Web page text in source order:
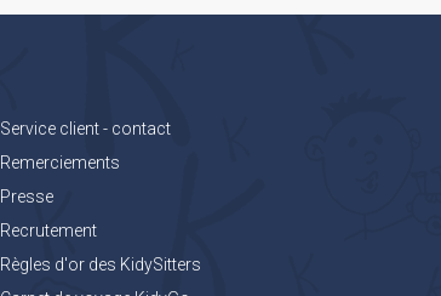
Service client - contact
Remerciements
Presse
Recrutement
Règles d'or des KidySitters